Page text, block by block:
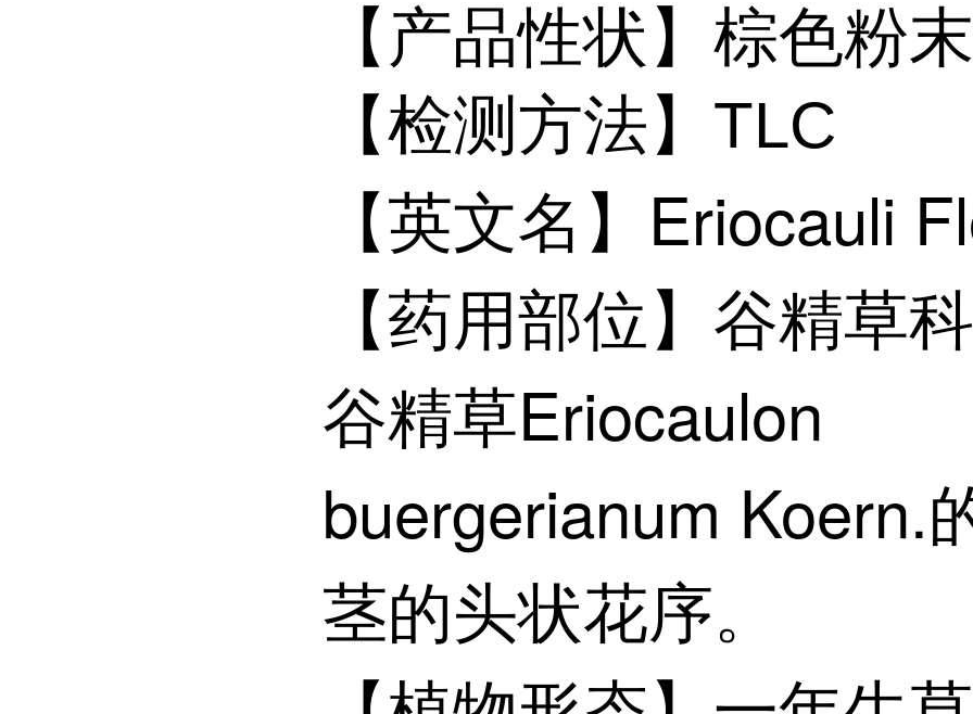
【产品性状】棕色粉末
【检测方法】TLC
【英文名】Eriocauli
【药用部位】谷精草
谷精草Eriocaulon
buergerianum Koern.
茎的头状花序。